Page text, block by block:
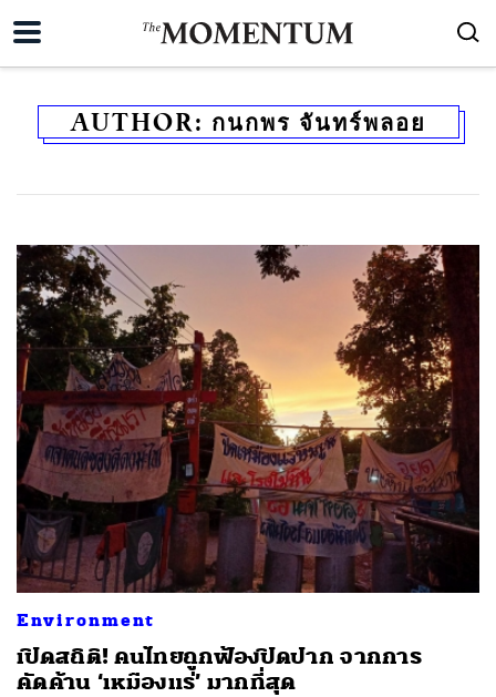
AUTHOR: กนกพร จันทร์พลอย
Environment
เปิดสถิติ! คนไทยถูกฟ้องปิดปาก จากการ
คัดค้าน ‘เหมืองแร่’ มากที่สุด